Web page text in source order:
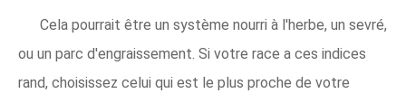
Cela pourrait être un système nourri à l'herbe, un sevré,
ou un parc d'engraissement. Si votre race a ces indices
rand, choisissez celui qui est le plus proche de votre